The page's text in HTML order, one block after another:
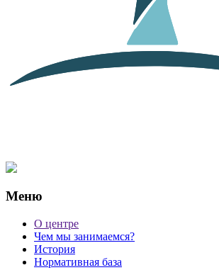
Меню
О центре
Чем мы занимаемся?
История
Нормативная база